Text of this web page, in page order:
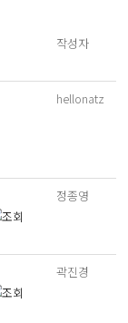
작성자
hellonatz
정종영
곽진경